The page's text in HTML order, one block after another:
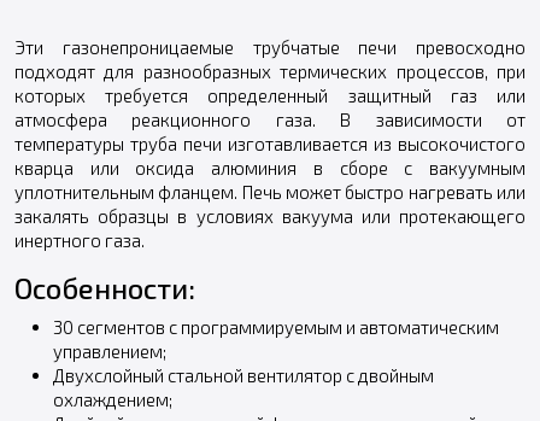
Эти газонепроницаемые трубчатые печи превосходно
подходят для разнообразных термических процессов, при
которых требуется определенный защитный газ или
атмосфера реакционного газа. В зависимости от
температуры труба печи изготавливается из высокочистого
кварца или оксида алюминия в сборе с вакуумным
уплотнительным фланцем. Печь может быстро нагревать или
закалять образцы в условиях вакуума или протекающего
инертного газа.
Особенности:
30 сегментов с программируемым и автоматическим
управлением;
Двухслойный стальной вентилятор с двойным
охлаждением;